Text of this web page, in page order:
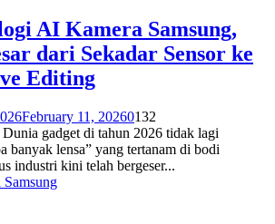
AI Kamera Samsung,
dari Sekadar Sensor ke
Editing
February 11, 20260132
gadget di tahun 2026 tidak lagi
banyak lensa” yang tertanam di bodi
industri kini telah bergeser...